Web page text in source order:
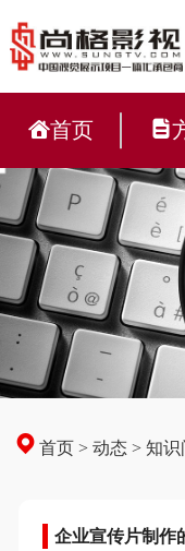
首页
首页 >动态 >知识
企业宣传片制作